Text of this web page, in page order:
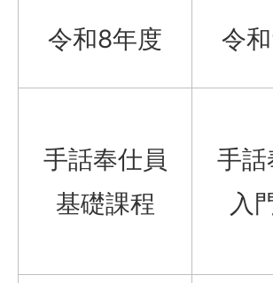
令和8年度 令
手話奉仕員
基礎課程
手話
入